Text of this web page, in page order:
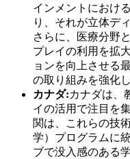
インメントにおけ
り、それが立体デ
さらに、医療分野
プレイの利用を拡
ョンを向上させる
の取り組みを強化
カナダ:カナダは、
イの活用で注目を
関は、これらの技
学）プログラムに
ブで没入感のある